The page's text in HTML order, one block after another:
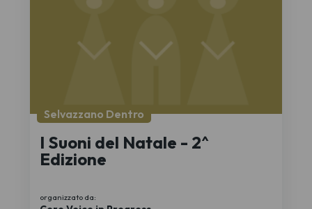
Selvazzano Dentro
I Suoni del Natale - 2^
Edizione
organizzato da: